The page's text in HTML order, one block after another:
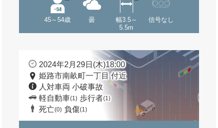
45～54歳 曇
幅3.5～
5.5m
信号なし
2024年2月29日(木)18:00
姫路市南畝町一丁目 付近
人対車両 小破事故
軽自動車(1) 歩行者(1)
死亡(0) 負傷(1)